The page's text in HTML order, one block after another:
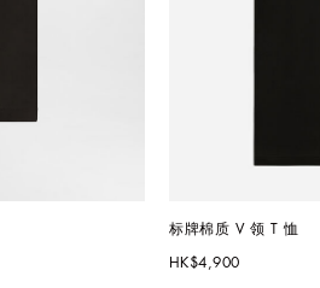
标牌棉质 V 领 T 恤
HK$4,900